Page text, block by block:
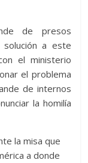
de presos
solución a este
el ministerio
el problema
de internos
la homilía
la misa que
a donde